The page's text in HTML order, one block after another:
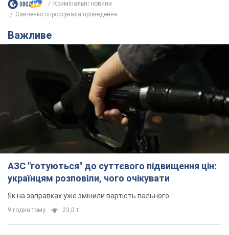
Кримінальні новини
Савченко спростувала проведення...
Важливе
АЗС "готуються" до суттєвого підвищення цін:
українцям розповіли, чого очікувати
Як на заправках уже змінили вартість пального
9 годин тому 23,0 т.